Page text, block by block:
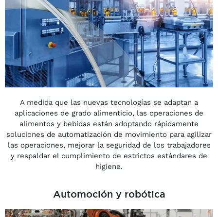
A medida que las nuevas tecnologías se adaptan a
aplicaciones de grado alimenticio, las operaciones de
alimentos y bebidas están adoptando rápidamente
soluciones de automatización de movimiento para agilizar
las operaciones, mejorar la seguridad de los trabajadores
y respaldar el cumplimiento de estrictos estándares de
higiene.
Automoción y robótica